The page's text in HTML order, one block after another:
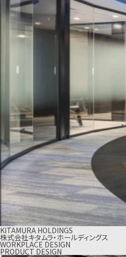
KITAMURA HOLDINGS
株式会社キタムラ・ホールディングス
WORKPLACE DESIGN
PRODUCT DESIGN